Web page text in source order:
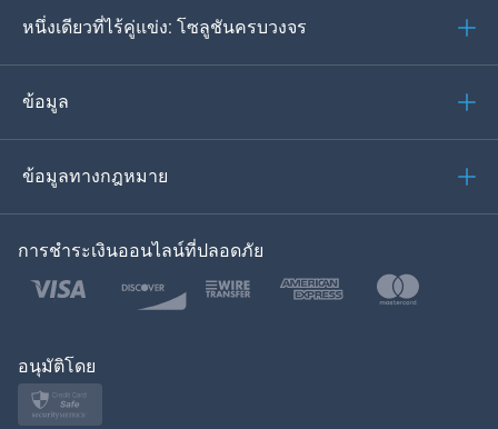
โปรตุเกส
ภาษาไทย
โปแลนด์
หนึ่งเดียวที่ไร้คู่แข่ง: โซลูชันครบวงจร
ข้อมูล
ข้อมูลทางกฎหมาย
การชำระเงินออนไลน์ที่ปลอดภัย
อนุมัติโดย